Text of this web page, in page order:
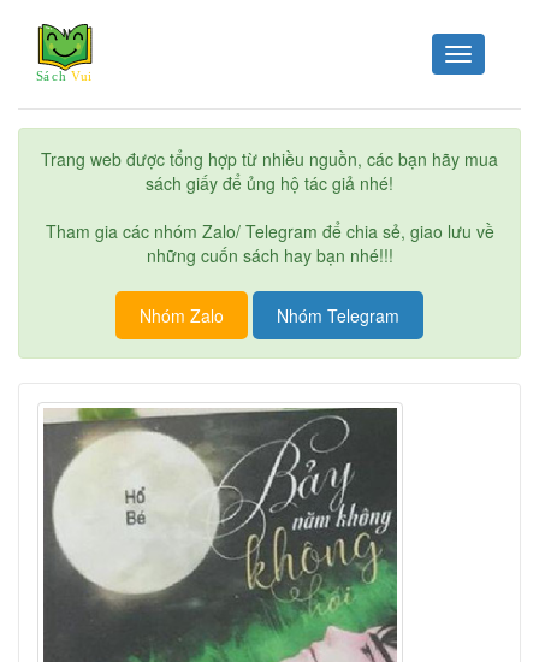
Toggle
navigation
Trang web được tổng hợp từ nhiều nguồn, các bạn hãy mua
sách giấy để ủng hộ tác giả nhé!
Tham gia các nhóm Zalo/ Telegram để chia sẻ, giao lưu về
những cuốn sách hay bạn nhé!!!
Nhóm Zalo Nhóm Telegram